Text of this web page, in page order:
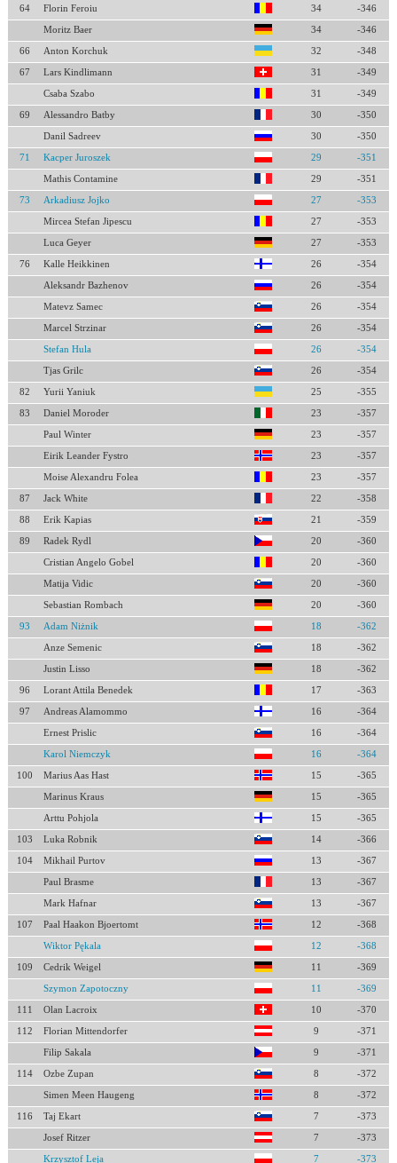
64 Florin Feroiu 34 -346
Moritz Baer 34 -346
66 Anton Korchuk 32 -348
67 Lars Kindlimann 31 -349
Csaba Szabo 31 -349
69 Alessandro Batby 30 -350
Danil Sadreev 30 -350
71 Kacper Juroszek 29 -351
Mathis Contamine 29 -351
73 Arkadiusz Jojko 27 -353
Mircea Stefan Jipescu 27 -353
Luca Geyer 27 -353
76 Kalle Heikkinen 26 -354
Aleksandr Bazhenov 26 -354
Matevz Samec 26 -354
Marcel Strzinar 26 -354
Stefan Hula 26 -354
Tjas Grilc 26 -354
82 Yurii Yaniuk 25 -355
83 Daniel Moroder 23 -357
Paul Winter 23 -357
Eirik Leander Fystro 23 -357
Moise Alexandru Folea 23 -357
87 Jack White 22 -358
88 Erik Kapias 21 -359
89 Radek Rydl 20 -360
Cristian Angelo Gobel 20 -360
Matija Vidic 20 -360
Sebastian Rombach 20 -360
93 Adam Niżnik 18 -362
Anze Semenic 18 -362
Justin Lisso 18 -362
96 Lorant Attila Benedek 17 -363
97 Andreas Alamommo 16 -364
Ernest Prislic 16 -364
Karol Niemczyk 16 -364
100 Marius Aas Hast 15 -365
Marinus Kraus 15 -365
Arttu Pohjola 15 -365
103 Luka Robnik 14 -366
104 Mikhail Purtov 13 -367
Paul Brasme 13 -367
Mark Hafnar 13 -367
107 Paal Haakon Bjoertomt 12 -368
Wiktor Pękala 12 -368
109 Cedrik Weigel 11 -369
Szymon Zapotoczny 11 -369
111 Olan Lacroix 10 -370
112 Florian Mittendorfer 9 -371
Filip Sakala 9 -371
114 Ozbe Zupan 8 -372
Simen Meen Haugeng 8 -372
116 Taj Ekart 7 -373
Josef Ritzer 7 -373
Krzysztof Leja 7 -373